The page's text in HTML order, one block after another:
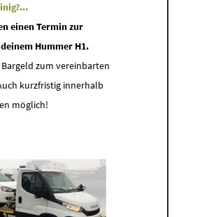
einen Termin zur
Hummer H1.
zum vereinbarten
kurzfristig innerhalb
möglich!